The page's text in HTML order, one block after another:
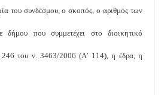
του συνδέσμου, ο σκοπός, ο αριθμός των
δήμου που συμμετέχει στο διοικητικό
246 του ν. 3463/2006 (Α' 114), η έδρα, η